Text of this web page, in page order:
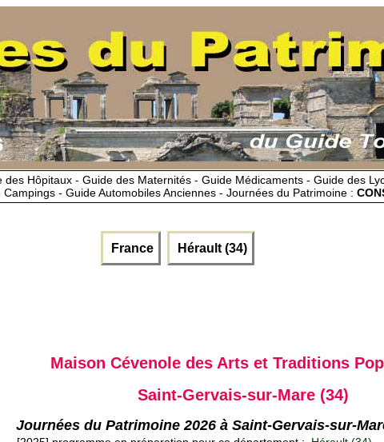
Hôpitaux - Guide des Maternités - Guide Médicaments - Guide des
- Guide Automobiles Anciennes - Journées du Patrimoine :
France Hérault (34)
Maison Cévenole des Arts et Traditions
Saint-Gervais-sur-Mare (34)
Journées du Patrimoine 2026 à Saint-Gervais-sur-